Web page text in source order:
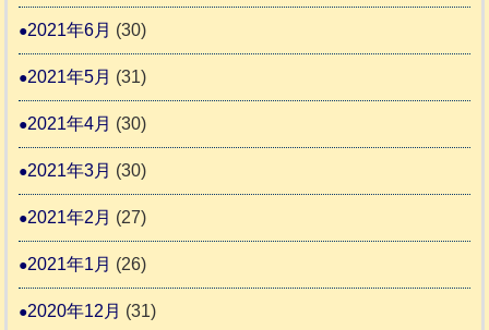
2021年6月 (30)
2021年5月 (31)
2021年4月 (30)
2021年3月 (30)
2021年2月 (27)
2021年1月 (26)
2020年12月 (31)